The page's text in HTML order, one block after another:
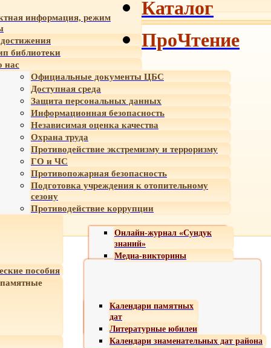
информация, режим
библиотеки
нас
Официальные документы ЦБС
Доступная среда
Защита персональных данных
Информационная безопасность
Независимая оценка качества
Охрана труда
Противодействие экстремизму и терроризму
ГО и ЧС
Противопожарная безопасность
Подготовка учреждения к отопительному
сезону
Противодействие коррупции
Онлайн-журнал «Сундук
знаний»
Медиа-викторины
пособия
Календари памятных
дат
Литературные юбилеи
Календари знаменательных дат района
Каталог
ПроЧтение